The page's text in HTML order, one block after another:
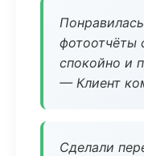
фотоотчёты
спокойно и
— Клиент
Сделали